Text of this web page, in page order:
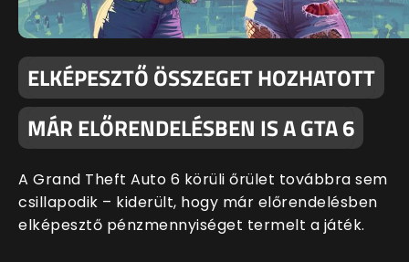
ELKÉPESZTŐ ÖSSZEGET HOZHATOTT
MÁR ELŐRENDELÉSBEN IS A GTA 6
A Grand Theft Auto 6 körüli őrület továbbra sem
csillapodik – kiderült, hogy már előrendelésben
elképesztő pénzmennyiséget termelt a játék.